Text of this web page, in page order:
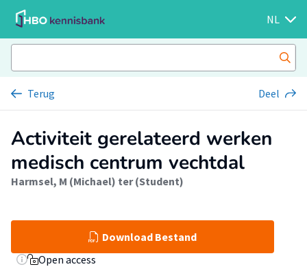
NL
Terug Deel
Activiteit gerelateerd werken
medisch centrum vechtdal
Harmsel, M (Michael) ter (Student)
Download Bestand
Open access